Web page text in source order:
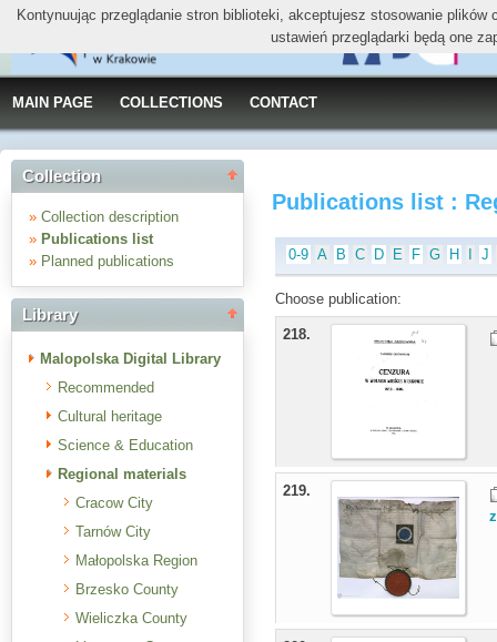
MAIN PAGE COLLECTIONS CONTACT
Collection
» Collection description
» Publications list
» Planned publications
Library
Malopolska Digital Library
Recommended
Cultural heritage
Science & Education
Regional materials
Cracow City
Tarnów City
Małopolska Region
Brzesko County
Wieliczka County
Publications list :
0-9 A B C D E F G H J
Choose publication:
218.
219.
Kontynuując przeglądanie stron biblioteki, akceptujesz stosowanie
ustawień przeglądarki będą one